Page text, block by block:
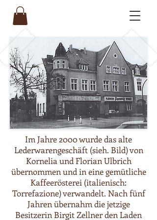
Im Jahre 2000 wurde das alte
Lederwarengeschäft (sieh. Bild) von
Kornelia und Florian Ulbrich
übernommen und in eine gemütliche
Kaffeerösterei (italienisch:
Torrefazione) verwandelt. Nach fünf
Jahren übernahm die jetzige
Besitzerin Birgit Zellner den Laden